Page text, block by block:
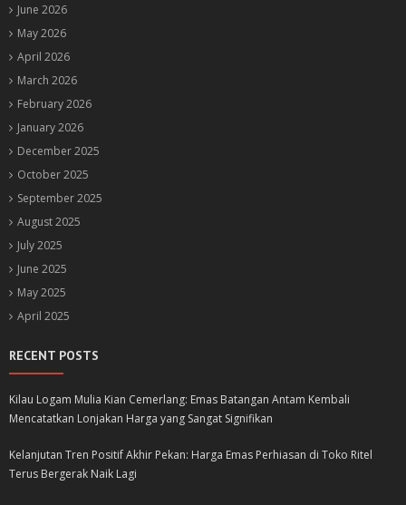
June 2026
May 2026
April 2026
March 2026
February 2026
January 2026
December 2025
October 2025
September 2025
August 2025
July 2025
June 2025
May 2025
April 2025
RECENT POSTS
Kilau Logam Mulia Kian Cemerlang: Emas Batangan Antam Kembali
Mencatatkan Lonjakan Harga yang Sangat Signifikan
Kelanjutan Tren Positif Akhir Pekan: Harga Emas Perhiasan di Toko Ritel
Terus Bergerak Naik Lagi